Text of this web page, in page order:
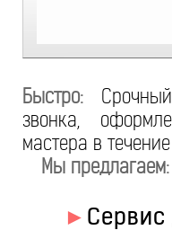
Быстро:
звонка,
мастера в
Мы предлагаем:
► Сервис